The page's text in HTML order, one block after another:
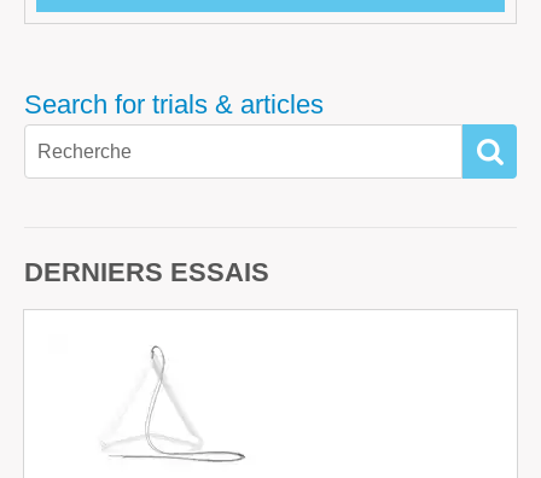
Search for trials & articles
DERNIERS ESSAIS